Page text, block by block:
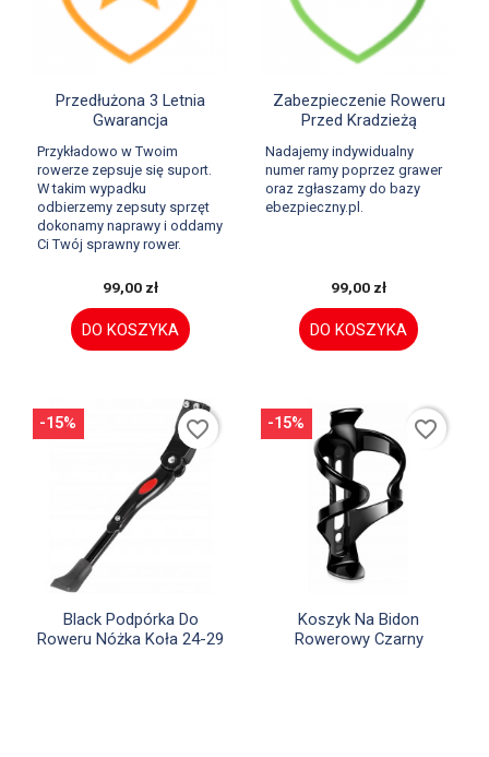
Szybki podgląd
Przedłużona 3 Letnia
Gwarancja
Przykładowo w Twoim
rowerze zepsuje się suport.
W takim wypadku
odbierzemy zepsuty sprzęt
dokonamy naprawy i oddamy
Ci Twój sprawny rower.
99,00 zł
DO KOSZYKA
Szybki podgląd
Zabezpieczenie Roweru
Przed Kradzieżą
Nadajemy indywidualny
numer ramy poprzez grawer
oraz zgłaszamy do bazy
ebezpieczny.pl.
99,00 zł
DO KOSZYKA
Szybki podgląd
Black Podpórka Do
Roweru Nóżka Koła 24-29
-15% favorite_border
Szybki podgląd
Koszyk Na Bidon
Rowerowy Czarny
-15% favorite_border